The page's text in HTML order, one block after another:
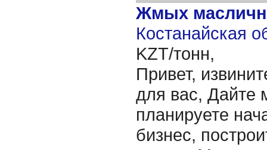
Жмых
Костанайская
KZT/тонн,
Привет,
для вас, Дайте
планируете
бизнес,